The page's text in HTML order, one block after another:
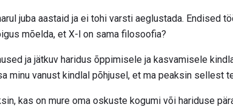
juba aastaid ja ei tohi varsti aeglustada. Endised
mõelda, et X-l on sama filosoofia?
ja jätkuv haridus õppimisele ja kasvamisele
minu vanust kindlal põhjusel, et ma peaksin sellest
kas on mure oma oskuste kogumi või hariduse